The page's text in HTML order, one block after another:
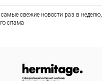
самые свежие новости раз в неделю,
спама